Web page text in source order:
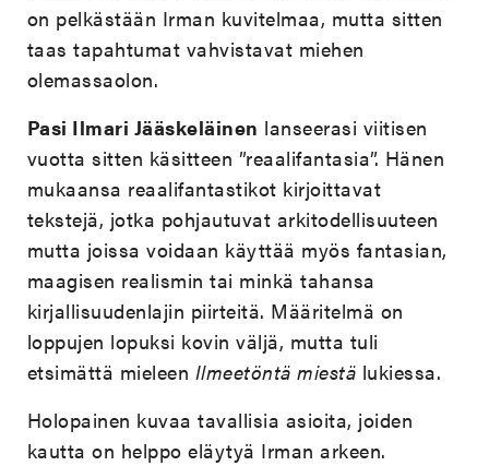
on pelkästään Irman kuvitelmaa, mutta sitten
taas tapahtumat vahvistavat miehen
olemassaolon.
Pasi Ilmari Jääskeläinen lanseerasi viitisen
vuotta sitten käsitteen ”reaalifantasia”. Hänen
mukaansa reaalifantastikot kirjoittavat
tekstejä, jotka pohjautuvat arkitodellisuuteen
mutta joissa voidaan käyttää myös fantasian,
maagisen realismin tai minkä tahansa
kirjallisuudenlajin piirteitä. Määritelmä on
loppujen lopuksi kovin väljä, mutta tuli
etsimättä mieleen Ilmeetöntä miestä lukiessa.
Holopainen kuvaa tavallisia asioita, joiden
kautta on helppo eläytyä Irman arkeen.